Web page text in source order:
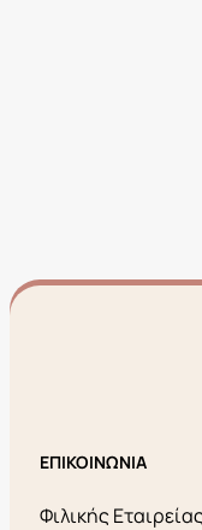
ΕΠΙΚΟΙΝΩΝΙΑ
Φιλικής